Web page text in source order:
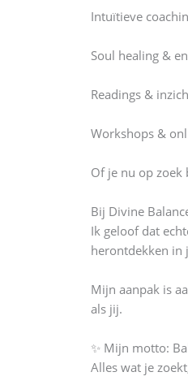
Intuïtieve
Soul healing &
Readings &
Workshops &
Of je nu op
Bij Divine
Ik geloof dat
herontdekken in
Mijn aanpak is
als jij.
✨ Mijn motto:
Alles wat je